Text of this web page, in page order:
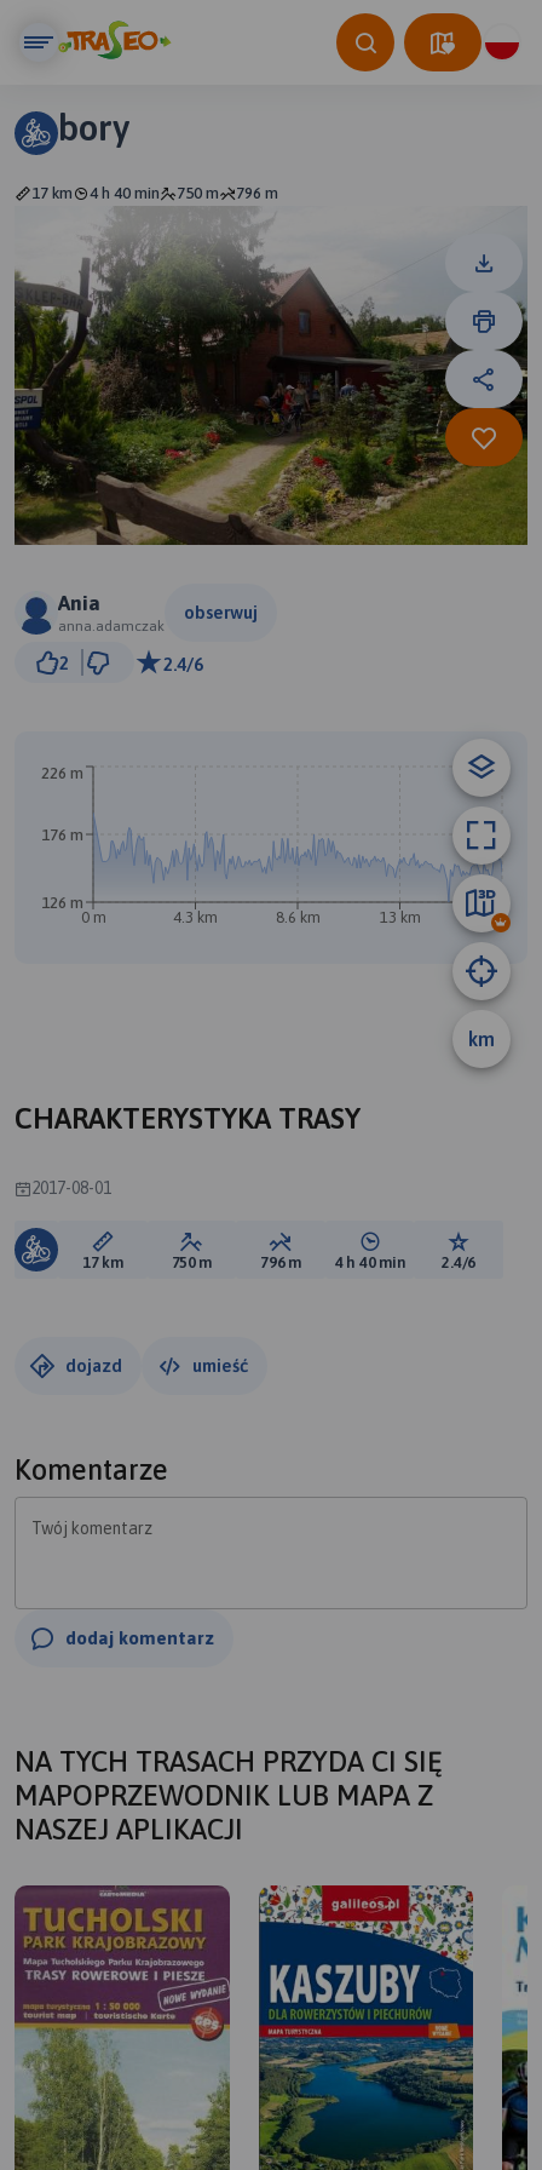
bory
17 km 4 h 40 min 750 m 796 m
Ania
anna.adamczak
obserwuj
2 2.4/6
B
km
0 m 4.3 km 8.6 km 13 km 17 km
126 m
176 m
226 m
CHARAKTERYSTYKA TRASY
2017-08-01
Długość trasy:
17 km Suma przewyższeń:
750 m Suma spadków:
796 m Średni czas potrzebny
4 h 40 min Ocena
2.4/6
dojazd umieść
Komentarze
Twój komentarz
dodaj komentarz
NA TYCH TRASACH PRZYDA CI SIĘ
MAPOPRZEWODNIK LUB MAPA Z
NASZEJ APLIKACJI